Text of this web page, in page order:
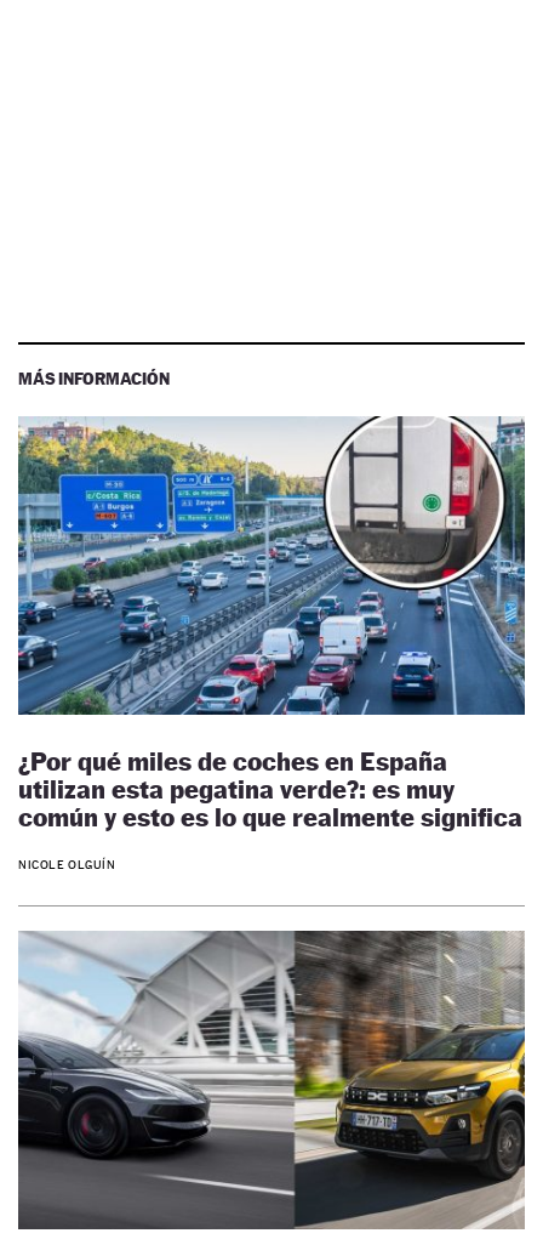
MÁS INFORMACIÓN
¿Por qué miles de coches en España
utilizan esta pegatina verde?: es muy
común y esto es lo que realmente significa
NICOLE OLGUÍN